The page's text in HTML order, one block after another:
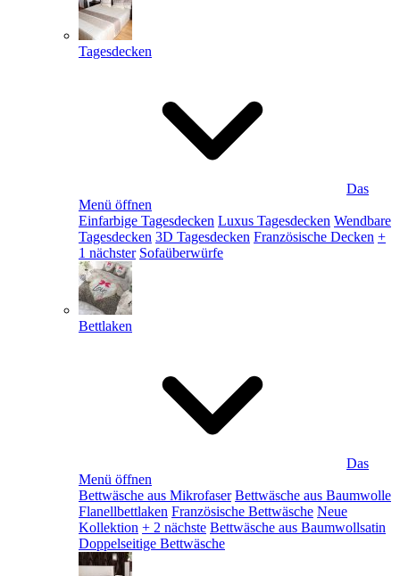
Tagesdecken
Das
Menü öffnen
Einfarbige Tagesdecken Luxus Tagesdecken Wendbare
Tagesdecken 3D Tagesdecken Französische Decken +
1 nächster Sofaüberwürfe
Bettlaken
Das
Menü öffnen
Bettwäsche aus Mikrofaser Bettwäsche aus Baumwolle
Flanellbettlaken Französische Bettwäsche Neue
Kollektion + 2 nächste Bettwäsche aus Baumwollsatin
Doppelseitige Bettwäsche